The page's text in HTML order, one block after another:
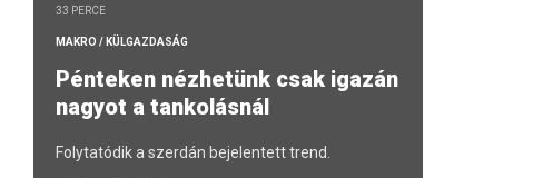
33 PERCE
MAKRO / KÜLGAZDASÁG
Pénteken nézhetünk csak igazán
nagyot a tankolásnál
Folytatódik a szerdán bejelentett trend.